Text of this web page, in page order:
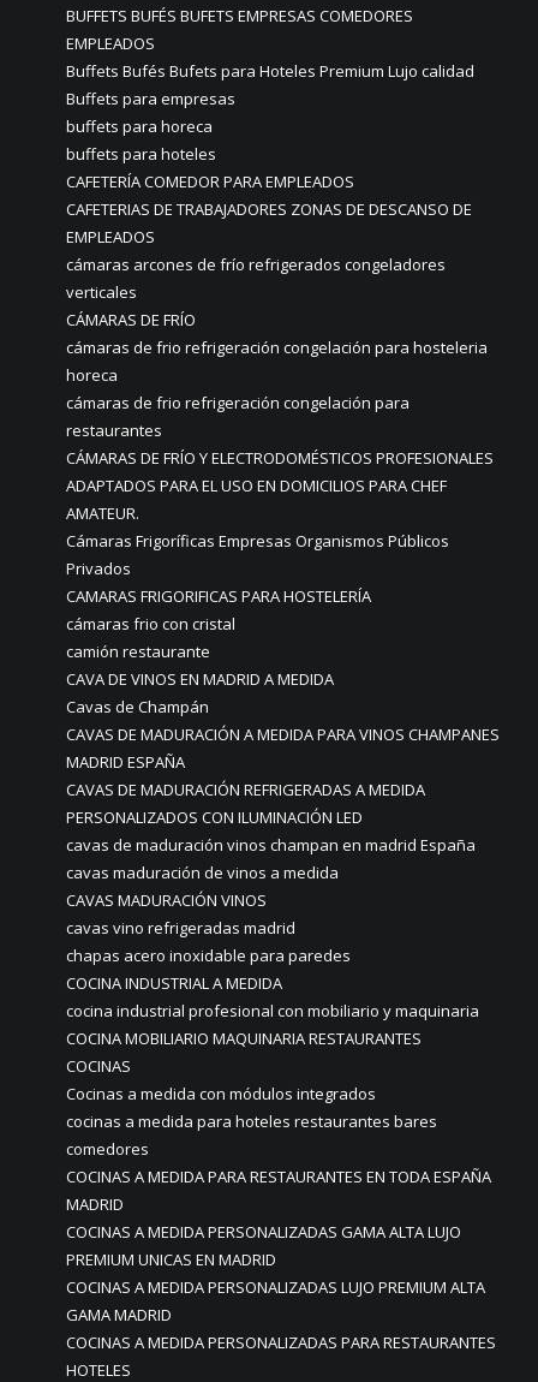
BUFFETS BUFÉS BUFETS EMPRESAS COMEDORES
EMPLEADOS
Buffets Bufés Bufets para Hoteles Premium Lujo calidad
Buffets para empresas
buffets para horeca
buffets para hoteles
CAFETERÍA COMEDOR PARA EMPLEADOS
CAFETERIAS DE TRABAJADORES ZONAS DE DESCANSO DE
EMPLEADOS
cámaras arcones de frío refrigerados congeladores
verticales
CÁMARAS DE FRÍO
cámaras de frio refrigeración congelación para hosteleria
horeca
cámaras de frio refrigeración congelación para
restaurantes
CÁMARAS DE FRÍO Y ELECTRODOMÉSTICOS PROFESIONALES
ADAPTADOS PARA EL USO EN DOMICILIOS PARA CHEF
AMATEUR.
Cámaras Frigoríficas Empresas Organismos Públicos
Privados
CAMARAS FRIGORIFICAS PARA HOSTELERÍA
cámaras frio con cristal
camión restaurante
CAVA DE VINOS EN MADRID A MEDIDA
Cavas de Champán
CAVAS DE MADURACIÓN A MEDIDA PARA VINOS CHAMPANES
MADRID ESPAÑA
CAVAS DE MADURACIÓN REFRIGERADAS A MEDIDA
PERSONALIZADOS CON ILUMINACIÓN LED
cavas de maduración vinos champan en madrid España
cavas maduración de vinos a medida
CAVAS MADURACIÓN VINOS
cavas vino refrigeradas madrid
chapas acero inoxidable para paredes
COCINA INDUSTRIAL A MEDIDA
cocina industrial profesional con mobiliario y maquinaria
COCINA MOBILIARIO MAQUINARIA RESTAURANTES
COCINAS
Cocinas a medida con módulos integrados
cocinas a medida para hoteles restaurantes bares
comedores
COCINAS A MEDIDA PARA RESTAURANTES EN TODA ESPAÑA
MADRID
COCINAS A MEDIDA PERSONALIZADAS GAMA ALTA LUJO
PREMIUM UNICAS EN MADRID
COCINAS A MEDIDA PERSONALIZADAS LUJO PREMIUM ALTA
GAMA MADRID
COCINAS A MEDIDA PERSONALIZADAS PARA RESTAURANTES
HOTELES